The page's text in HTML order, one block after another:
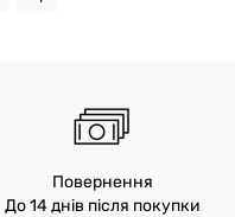
Повернення
До 14 днів після покупки